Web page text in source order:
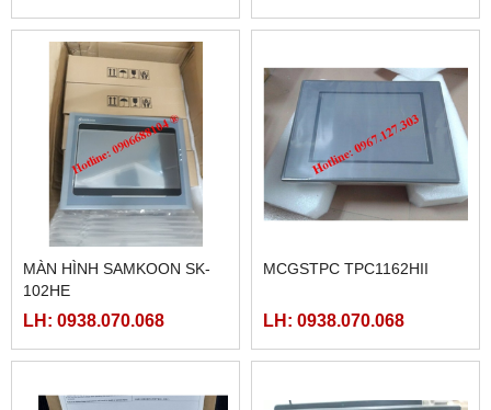
MÀN HÌNH SAMKOON SK-
102HE
LH: 0938.070.068
MCGSTPC TPC1162HII
LH: 0938.070.068